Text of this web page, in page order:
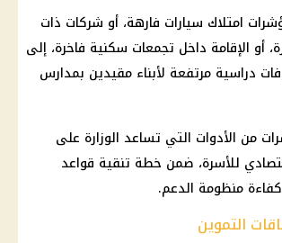
امتلاك سيارات فارهة، أو شركات ذات
أو الإقامة داخل تجمعات سكنية فاخرة، إلى
دراسية مرتفعة لأبناء مقيدين بمدارس
من الأدوات التي تساعد الوزارة على
للأسرة، ضمن خطة تنقية قواعد
منظومة الدعم.
التموين